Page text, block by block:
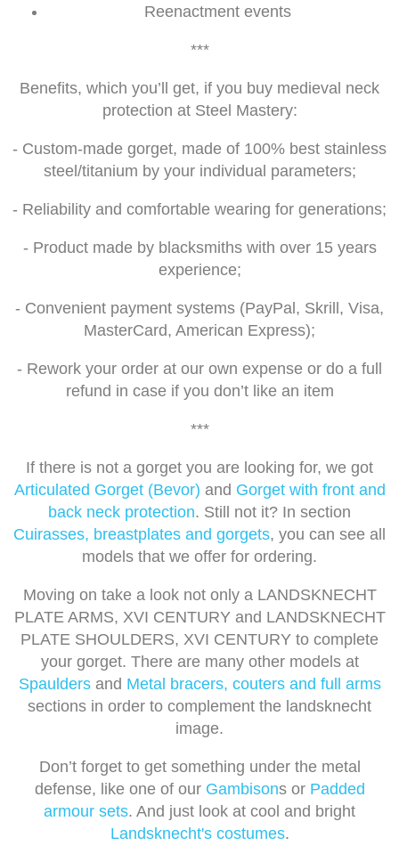
Reenactment events
***
Benefits, which you’ll get, if you buy medieval neck
protection at Steel Mastery:
- Custom-made gorget, made of 100% best stainless
steel/titanium by your individual parameters;
- Reliability and comfortable wearing for generations;
- Product made by blacksmiths with over 15 years
experience;
- Convenient payment systems (PayPal, Skrill, Visa,
MasterCard, American Express);
- Rework your order at our own expense or do a full
refund in case if you don’t like an item
***
If there is not a gorget you are looking for, we got
Articulated Gorget (Bevor) and Gorget with front and
back neck protection. Still not it? In section
Cuirasses, breastplates and gorgets, you can see all
models that we offer for ordering.
Moving on take a look not only a LANDSKNECHT
PLATE ARMS, XVI CENTURY and LANDSKNECHT
PLATE SHOULDERS, XVI CENTURY to complete
your gorget. There are many other models at
Spauldersand Metal bracers, couters and full arms
sections in order to complement the landsknecht
image.
Don’t forget to get something under the metal
defense, like one of our Gambisons or Padded
armour sets. And just look at cool and bright
Landsknecht's costumes.